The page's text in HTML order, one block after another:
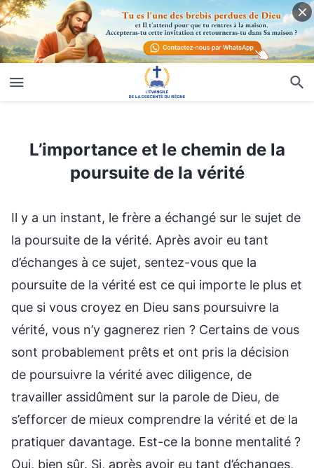
L’importance et le chemin de la poursuite de la vérité
L’importance et le chemin de la
poursuite de la vérité
Il y a un instant, le frère a échangé sur le sujet de
la poursuite de la vérité. Après avoir eu tant
d’échanges à ce sujet, sentez-vous que la
poursuite de la vérité est ce qui importe le plus et
que si vous croyez en Dieu sans poursuivre la
vérité, vous n’y gagnerez rien ? Certains de vous
sont probablement prêts et ont pris la décision
de poursuivre la vérité avec diligence, de
travailler assidûment sur la parole de Dieu, de
s’efforcer de mieux comprendre la vérité et de la
pratiquer davantage. Est-ce la bonne mentalité ?
Oui, bien sûr. Si, après avoir eu tant d’échanges,